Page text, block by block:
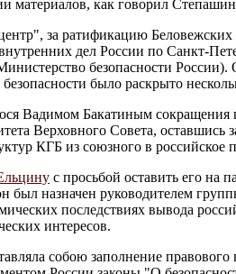
материалов, как говорил
за ратификацию
дел России по Санкт-
безопасности
было раскрыто
Вадимом Бакатиным сокращения
Верховного Совета,
КГБ из союзного в российское
с просьбой оставить его на
назначен руководителем
последствиях вывода
интересов.
собою заполнение